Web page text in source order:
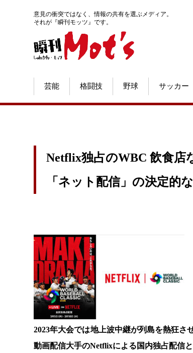
意見の衝突ではなく、情報の共有を選ぶメディア。
それが『瞬刊モッツ』です。
芸能 格闘技 野球 サッカー
Netflix独占のWBC 飲食店
「ネット配信」の決定的
2023年大会では地上波中継が列島を熱狂
動画配信大手のNetflixによる国内独占配信